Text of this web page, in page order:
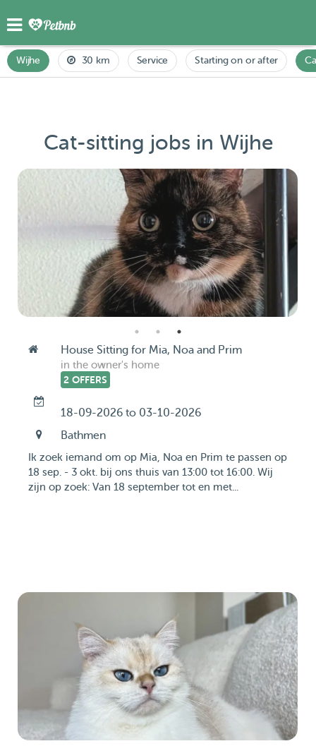
Wijhe 30 km Service Starting on or after
Cat-sitting jobs in Wijhe
House Sitting for Mia, Noa and Prim
in the owner's home
2 OFFERS
18-09-2026 to 03-10-2026
Bathmen
Ik zoek iemand om op Mia, Noa en Prim te passen op
18 sep. - 3 okt. bij ons thuis van 13:00 tot 16:00. Wij
zijn op zoek: Van 18 september tot en met...